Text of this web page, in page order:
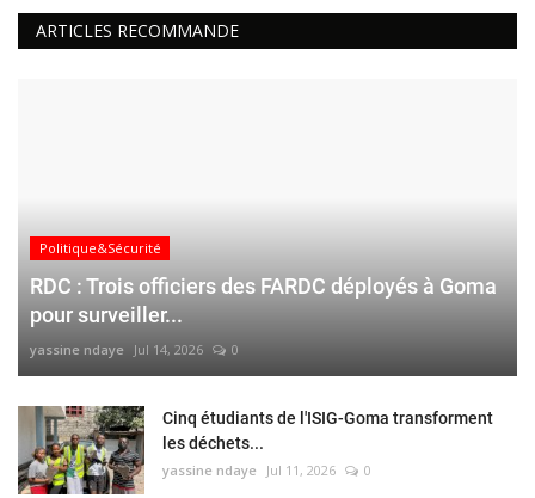
ARTICLES RECOMMANDE
Politique&Sécurité
RDC : Trois officiers des FARDC déployés à Goma
pour surveiller...
yassine ndaye Jul 14, 2026 0
Cinq étudiants de l'ISIG-Goma transforment
les déchets...
yassine ndaye Jul 11, 2026 0